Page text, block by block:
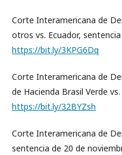
Corte Interamericana de
otros vs. Ecuador,
https://bit.ly/3KPG6Dq
Corte Interamericana de
de Hacienda Brasil Verde
https://bit.ly/32BYZsh
Corte Interamericana de
sentencia de 20 de